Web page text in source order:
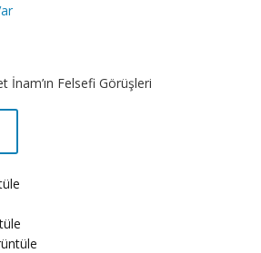
İnam’ın Felsefi Görüşleri